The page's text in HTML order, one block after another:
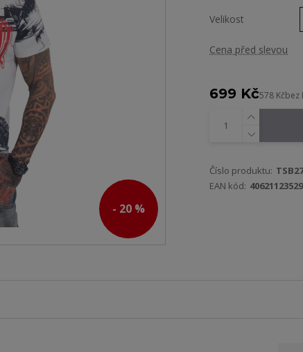
- 20 %
Velikost
Cena před slevou
699 Kč578 Kčbez
Číslo produktu:
EAN kód: